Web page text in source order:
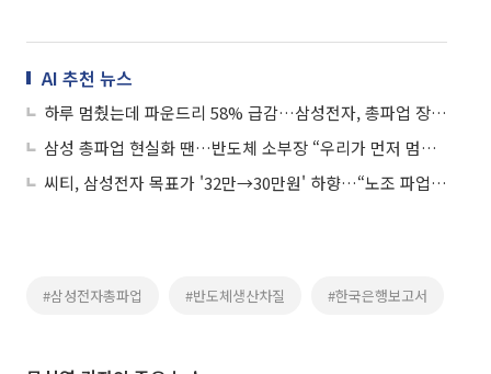
AI 추천 뉴스
하루 멈췄는데 파운드리 58% 급감…삼성전자, 총파업 장기화땐 공급대란
삼성 총파업 현실화 땐…반도체 소부장 “우리가 먼저 멈춘다”
씨티, 삼성전자 목표가 '32만→30만원' 하향…“노조 파업 리스크 반영”
#삼성전자총파업 #반도체생산차질 #한국은행보고서